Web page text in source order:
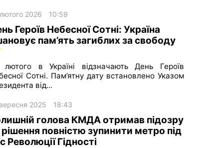
спорт
лонгріди
архів
2026 10:59
Героїв Небесної Сотні: Україна
пам’ять загиблих за свободу
в Україні відзначають День Героїв
Сотні. Пам’ятну дату встановлено Указом
від...
2025 18:43
голова КМДА отримав підозру
рішення повністю зупинити метро під
Революції Гідності